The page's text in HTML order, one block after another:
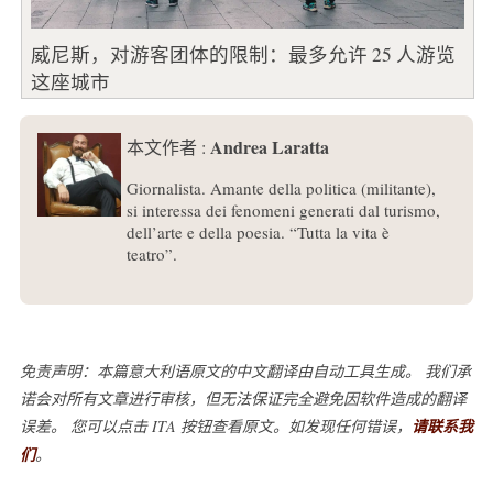
威尼斯，对游客团体的限制：最多允许 25 人游览
这座城市
本文作者 : Andrea Laratta
Giornalista. Amante della politica (militante),
si interessa dei fenomeni generati dal turismo,
dell’arte e della poesia. “Tutta la vita è
teatro”.
免责声明：本篇意大利语原文的中文翻译由自动工具生成。 我们承
诺会对所有文章进行审核，但无法保证完全避免因软件造成的翻译
误差。 您可以点击 ITA 按钮查看原文。如发现任何错误， 请联系我
们。